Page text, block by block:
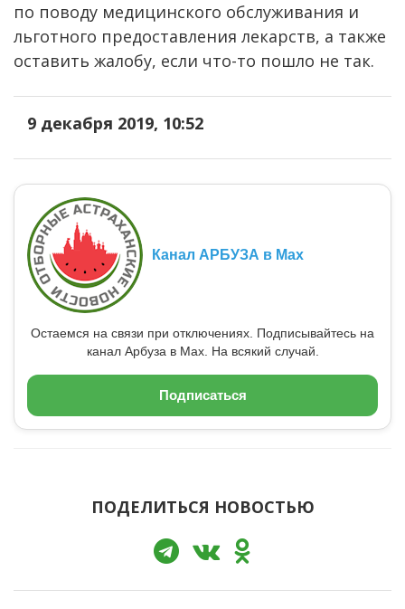
по поводу медицинского обслуживания и
льготного предоставления лекарств, а также
оставить жалобу, если что-то пошло не так.
9 декабря 2019, 10:52
Канал АРБУЗА в Max
Остаемся на связи при отключениях. Подписывайтесь на
канал Арбуза в Max. На всякий случай.
Подписаться
ПОДЕЛИТЬСЯ НОВОСТЬЮ